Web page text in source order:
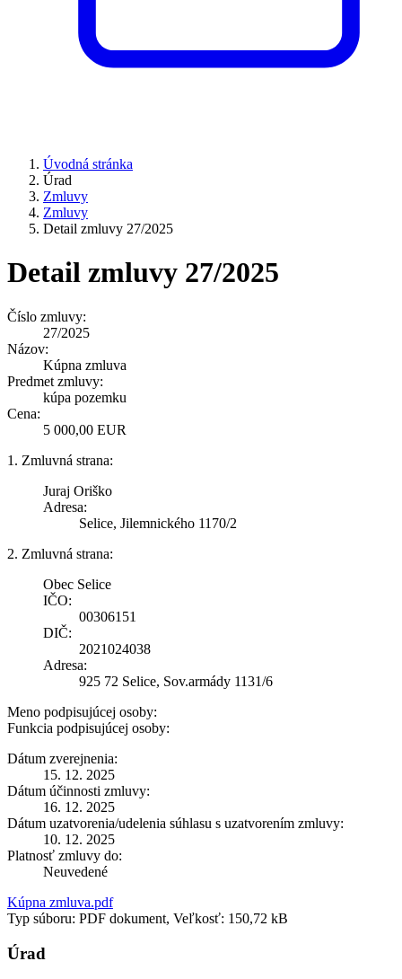
Úvodná stránka
Úrad
Zmluvy
Zmluvy
Detail zmluvy 27/2025
Detail zmluvy 27/2025
Číslo zmluvy:
27/2025
Názov:
Kúpna zmluva
Predmet zmluvy:
kúpa pozemku
Cena:
5 000,00 EUR
1. Zmluvná strana:
Juraj Oriško
Adresa:
Selice, Jilemnického 1170/2
2. Zmluvná strana:
Obec Selice
IČO:
00306151
DIČ:
2021024038
Adresa:
925 72 Selice, Sov.armády 1131/6
Meno podpisujúcej osoby:
Funkcia podpisujúcej osoby:
Dátum zverejnenia:
15. 12. 2025
Dátum účinnosti zmluvy:
16. 12. 2025
Dátum uzatvorenia/udelenia súhlasu s uzatvorením zmluvy:
10. 12. 2025
Platnosť zmluvy do:
Neuvedené
Kúpna zmluva.pdf
Typ súboru: PDF dokument, Veľkosť: 150,72 kB
Úrad